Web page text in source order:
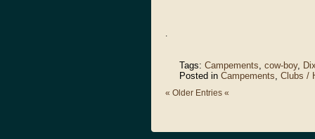
.
Tags: Campements, cow-boy,
Posted in Campements, Clubs /
« Older Entries «